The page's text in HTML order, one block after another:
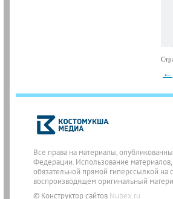
←
Все права на материалы,
Федерации. Использование
обязательной прямой гиперссылкой на
воспроизводящем оригинальный
© Конструктор сайтов Nubex.ru